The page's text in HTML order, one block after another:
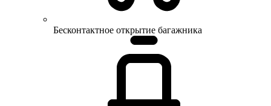
Бесконтактное открытие багажника